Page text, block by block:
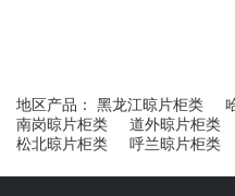
地区产品： 黑龙江晾片柜类
南岗晾片柜类
道外晾片柜类
松北晾片柜类
呼兰晾片柜类